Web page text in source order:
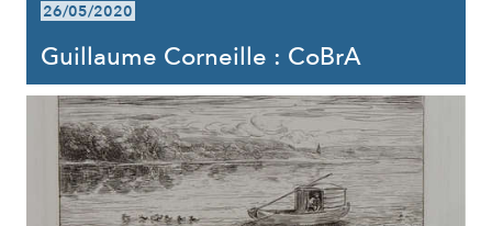
26/05/2020
Guillaume Corneille : CoBrA